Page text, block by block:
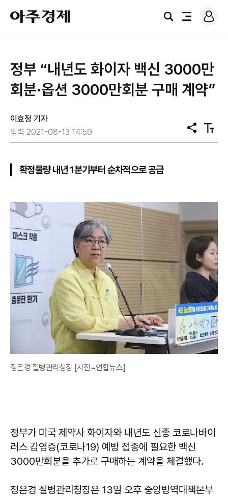
아
주
경
검
전
로
그
정부 “내년도 화이자 백신 3000만
회분·옵션 3000만회분 구매 계약”
이효정 기자
입력 2021-08-13 14:59
공
유
텍
스
확정물량 내년 1분기부터 순차적으로 공급
정은경 질병관리청장 [사진=연합뉴스]
정부가 미국 제약사 화이자와 내년도 신종 코로나바이
러스 감염증(코로나19) 예방 접종에 필요한 백신
3000만회분을 추가로 구매하는 계약을 체결했다.
정은경 질병관리청장은 13일 오후 중앙방역대책본부